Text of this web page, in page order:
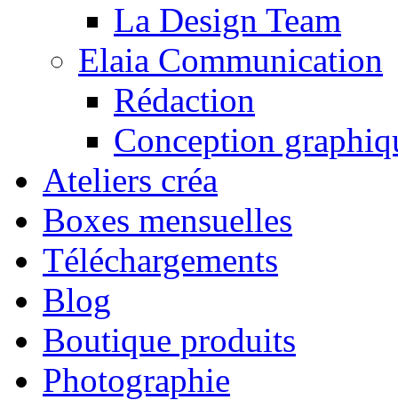
La Design Team
Elaia Communication
Rédaction
Conception
Ateliers créa
Boxes mensuelles
Téléchargements
Blog
Boutique produits
Photographie